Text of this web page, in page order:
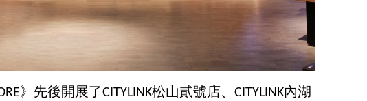
》先後開展了CITYLINK松山貳號店、CITYLINK內湖